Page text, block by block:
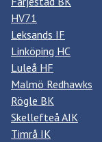
HV71
Leksands IF
Linköping HC
Luleå HF
Malmö Redhawks
Rögle BK
Skellefteå AIK
Timrå IK